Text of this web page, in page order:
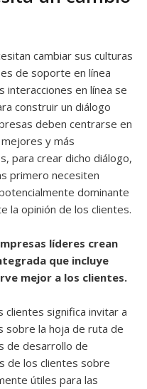
cambiar sus culturas
de soporte en línea
interacciones en línea se
construir un diálogo
deben centrarse en
y más
para crear dicho diálogo,
primero necesiten
dominante
la opinión de los clientes.
líderes crean
que incluye
mejor a los clientes.
clientes significa invitar a
sobre la hoja de ruta de
de desarrollo de
de los clientes sobre
útiles para las